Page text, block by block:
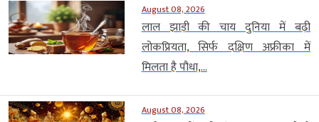
August 08, 2026
लाल झाड़ी की चाय दुनिया में बढ़ी
लोकप्रियता, सिर्फ दक्षिण अफ्रीका में
मिलता है पौधा,...
August 08, 2026